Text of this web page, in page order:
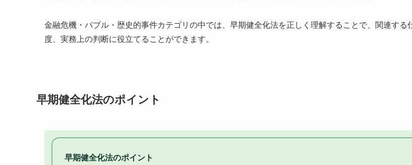
金融危機・バブル・歴史的事件カテゴリの中では、早期健全化法を正しく理解することで、関連する
度、実務上の判断に役立てることができます。
早期健全化法のポイント
早期健全化法のポイント